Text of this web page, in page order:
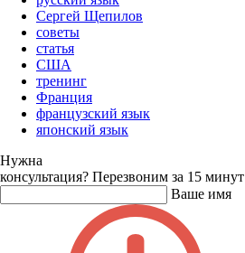
Сергей Щепилов
советы
статья
США
тренинг
Франция
французский язык
японский язык
Нужна
консультация? Перезвоним за 15 минут
Ваше имя